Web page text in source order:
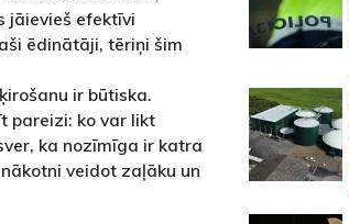
jāievieš efektīvi
ēdinātāji, tēriņi šim
ir būtiska.
pareizi: ko var likt
ka nozīmīga ir katra
veidot zaļāku un